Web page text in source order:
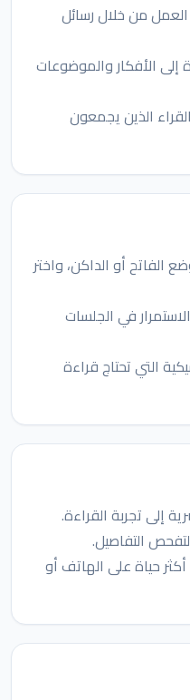
من خلال رسائل
إلى الأفكار والموضوعات
الذين يجمعون
الفاتح أو الداكن، واختر
في الجلسات
التي تحتاج قراءة
إلى تجربة القراءة.
التفاصيل.
حياة على الهاتف أو